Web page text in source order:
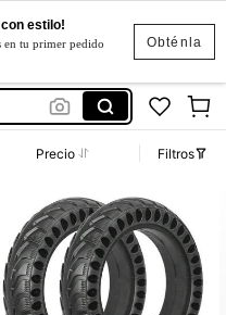
Obténla
estilo!
en tu primer pedido
12
Precio Filtros